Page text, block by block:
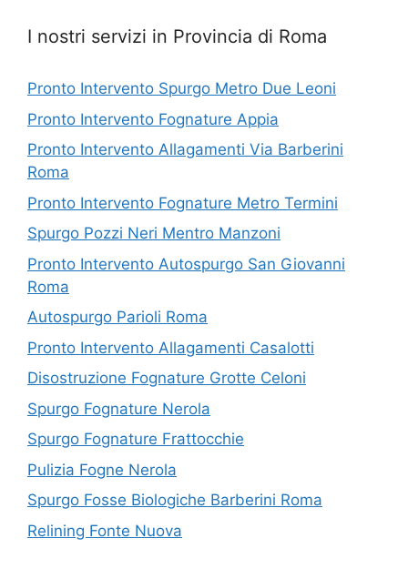
I nostri servizi in Provincia di Roma
Pronto Intervento Spurgo Metro Due Leoni
Pronto Intervento Fognature Appia
Pronto Intervento Allagamenti Via Barberini
Roma
Pronto Intervento Fognature Metro Termini
Spurgo Pozzi Neri Mentro Manzoni
Pronto Intervento Autospurgo San Giovanni
Roma
Autospurgo Parioli Roma
Pronto Intervento Allagamenti Casalotti
Disostruzione Fognature Grotte Celoni
Spurgo Fognature Nerola
Spurgo Fognature Frattocchie
Pulizia Fogne Nerola
Spurgo Fosse Biologiche Barberini Roma
Relining Fonte Nuova